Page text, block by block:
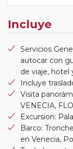
Incluye
Servicios
autocar con
de viaje, hotel
Incluye
Visita
VENECIA,
Excursion:
Barco:
en Venecia,